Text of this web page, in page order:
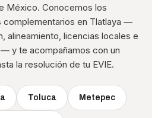
México. Conocemos los
complementarios en Tlatlaya —
alineamiento, licencias locales e
y te acompañamos con un
la resolución de tu EVIE.
Toluca Metepec